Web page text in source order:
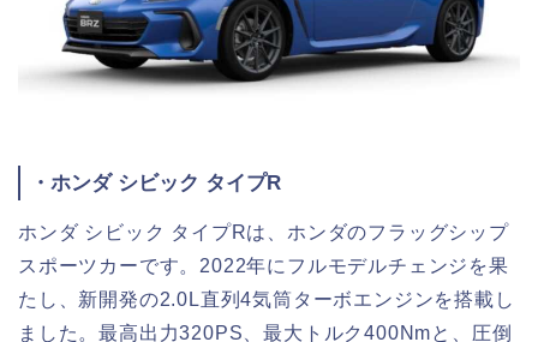
・ホンダ シビック タイプR
ホンダ シビック タイプRは、ホンダのフラッグシップ
スポーツカーです。2022年にフルモデルチェンジを果
たし、新開発の2.0L直列4気筒ターボエンジンを搭載し
ました。最高出力320PS、最大トルク400Nmと、圧倒